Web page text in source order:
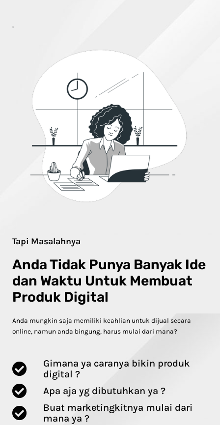
Tapi Masalahnya
Anda Tidak Punya Banyak Ide
dan Waktu Untuk Membuat
Produk Digital
Anda mungkin saja memiliki keahlian untuk dijual secara
online, namun anda bingung, harus mulai dari mana?
Gimana ya caranya bikin produk
digital ?
Apa aja yg dibutuhkan ya ?
Buat marketingkitnya mulai dari
mana ya ?